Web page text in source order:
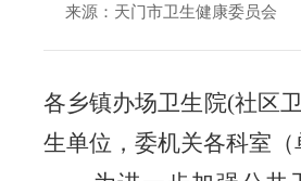
来源：天门市卫生健康委员会
各乡镇办场卫生院(社区
生单位，委机关各科室（